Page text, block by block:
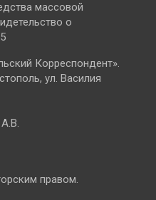
массовой
о
Корреспондент».
ул. Василия
правом.